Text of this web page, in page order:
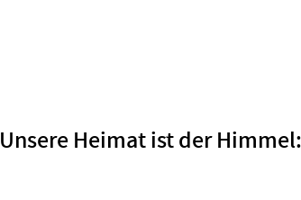
Heimat ist der Himmel: